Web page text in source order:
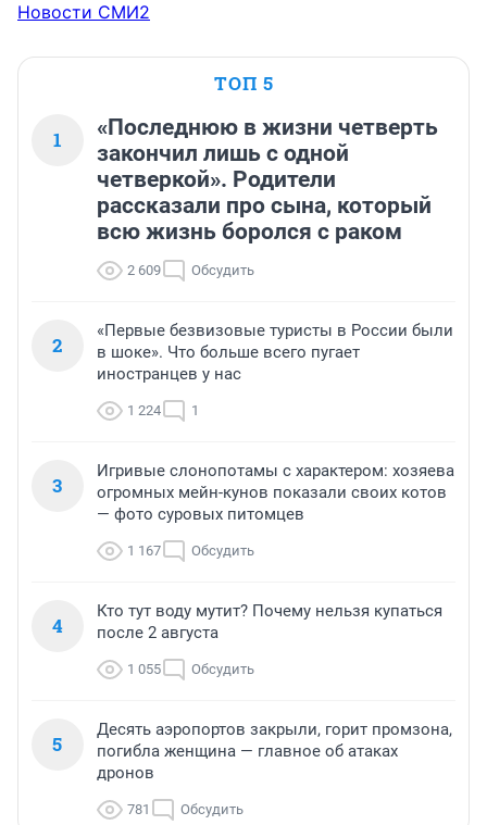
Новости СМИ2
ТОП 5
1
«Последнюю в жизни четверть
закончил лишь с одной
четверкой». Родители
рассказали про сына, который
всю жизнь боролся с раком
2 609 Обсудить
2
«Первые безвизовые туристы в России были
в шоке». Что больше всего пугает
иностранцев у нас
1 224 1
3
Игривые слонопотамы с характером: хозяева
огромных мейн-кунов показали своих котов
— фото суровых питомцев
1 167 Обсудить
4
Кто тут воду мутит? Почему нельзя купаться
после 2 августа
1 055 Обсудить
5
Десять аэропортов закрыли, горит промзона,
погибла женщина — главное об атаках
дронов
781 Обсудить